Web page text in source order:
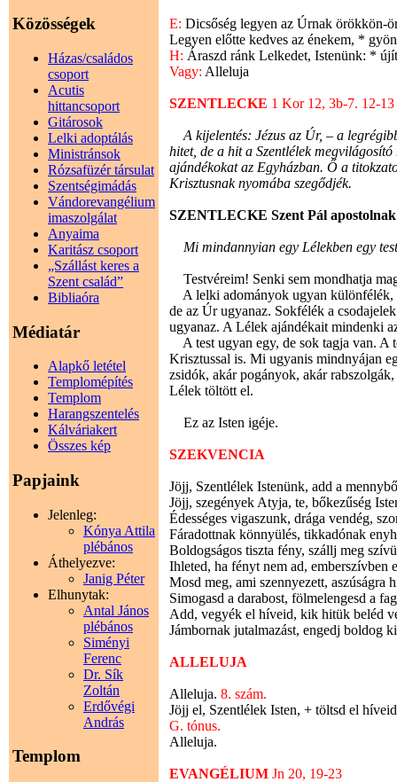
Közösségek
Házas/családos
csoport
Acutis
hittancsoport
Gitárosok
Lelki adoptálás
Ministránsok
Rózsafüzér társulat
Szentségimádás
Vándorevangélium
imaszolgálat
Anyaima
Karitász csoport
„Szállást keres a
Szent család”
Bibliaóra
Médiatár
Alapkő letétel
Templomépítés
Templom
Harangszentelés
Kálváriakert
Összes kép
Papjaink
Jelenleg:
Kónya Attila
plébános
Áthelyezve:
Janig Péter
Elhunytak:
Antal János
plébános
Siményi
Ferenc
Dr. Sík
Zoltán
Erdővégi
András
Templom
E: Dicsőség legyen az Úrnak örökkön-
Legyen előtte kedves az énekem, *
H: Áraszd ránk Lelkedet, Istenünk: *
Vagy: Alleluja
SZENTLECKE 1 Kor 12, 3b-7. 12-13
A kijelentés: Jézus az Úr, – a
hitet, de a hit a Szentlélek
ajándékokat az Egyházban. Ő a
Krisztusnak nyomába szegődjék.
SZENTLECKE Szent Pál
Mi mindannyian egy Lélekben egy
Testvéreim! Senki sem mondhatja
A lelki adományok ugyan különfélék,
de az Úr ugyanaz. Sokfélék a
ugyanaz. A Lélek ajándékait mindenki
A test ugyan egy, de sok tagja van. A
Krisztussal is. Mi ugyanis mindnyájan
zsidók, akár pogányok, akár
Lélek töltött el.
Ez az Isten igéje.
SZEKVENCIA
Jöjj, Szentlélek Istenünk, add a
Jöjj, szegények Atyja, te, bőkezűség
Édességes vigaszunk, drága vendég,
Fáradottnak könnyülés, tikkadónak
Boldogságos tiszta fény, szállj meg
Ihleted, ha fényt nem ad, emberszívben
Mosd meg, ami szennyezett, aszúságra
Simogasd a darabost, fölmelengesd a
Add, vegyék el híveid, kik hitük beléd
Jámbornak jutalmazást, engedj boldog
ALLELUJA
Alleluja.8. szám.
Jöjj el, Szentlélek Isten, + töltsd el
G. tónus.
Alleluja.
EVANGÉLIUM Jn 20, 19-23